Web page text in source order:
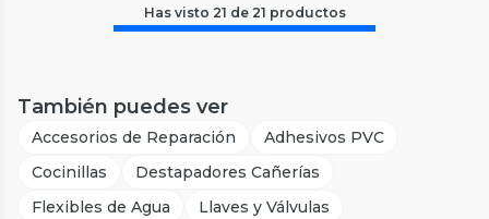
Has visto 21 de 21 productos
También puedes ver
Accesorios de Reparación
Adhesivos PVC
Cocinillas
Destapadores Cañerías
Flexibles de Agua
Llaves y Válvulas